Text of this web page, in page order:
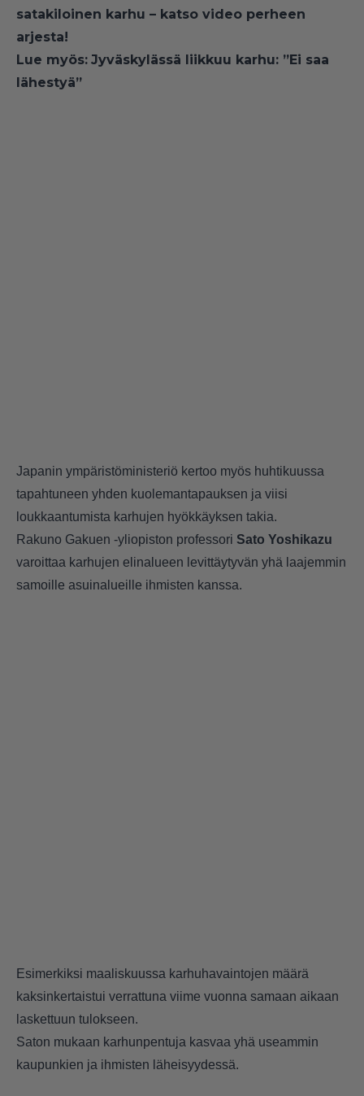
satakiloinen karhu – katso video perheen
arjesta!
Lue myös: Jyväskylässä liikkuu karhu: ”Ei saa
lähestyä”
Japanin ympäristöministeriö kertoo myös huhtikuussa
tapahtuneen yhden kuolemantapauksen ja viisi
loukkaantumista karhujen hyökkäyksen takia.
Rakuno Gakuen -yliopiston professori Sato Yoshikazu
varoittaa karhujen elinalueen levittäytyvän yhä laajemmin
samoille asuinalueille ihmisten kanssa.
Esimerkiksi maaliskuussa karhuhavaintojen määrä
kaksinkertaistui verrattuna viime vuonna samaan aikaan
laskettuun tulokseen.
Saton mukaan karhunpentuja kasvaa yhä useammin
kaupunkien ja ihmisten läheisyydessä.